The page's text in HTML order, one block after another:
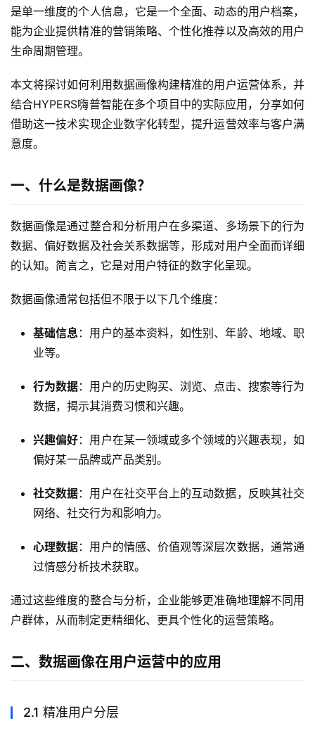
是单一维度的个人信息，它是一个全面、动态的用户档案，
能为企业提供精准的营销策略、个性化推荐以及高效的用户
生命周期管理。
本文将探讨如何利用数据画像构建精准的用户运营体系，并
结合HYPERS嗨普智能在多个项目中的实际应用，分享如何
借助这一技术实现企业数字化转型，提升运营效率与客户满
意度。
一、什么是数据画像？
数据画像是通过整合和分析用户在多渠道、多场景下的行为
数据、偏好数据及社会关系数据等，形成对用户全面而详细
的认知。简言之，它是对用户特征的数字化呈现。
数据画像通常包括但不限于以下几个维度：
基础信息：用户的基本资料，如性别、年龄、地域、职
业等。
行为数据：用户的历史购买、浏览、点击、搜索等行为
数据，揭示其消费习惯和兴趣。
兴趣偏好：用户在某一领域或多个领域的兴趣表现，如
偏好某一品牌或产品类别。
社交数据：用户在社交平台上的互动数据，反映其社交
网络、社交行为和影响力。
心理数据：用户的情感、价值观等深层次数据，通常通
过情感分析技术获取。
通过这些维度的整合与分析，企业能够更准确地理解不同用
户群体，从而制定更精细化、更具个性化的运营策略。
二、数据画像在用户运营中的应用
2.1 精准用户分层